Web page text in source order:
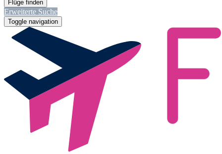
Erweiterte Suche
Toggle navigation